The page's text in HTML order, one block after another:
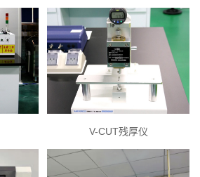
V-CUT残厚仪